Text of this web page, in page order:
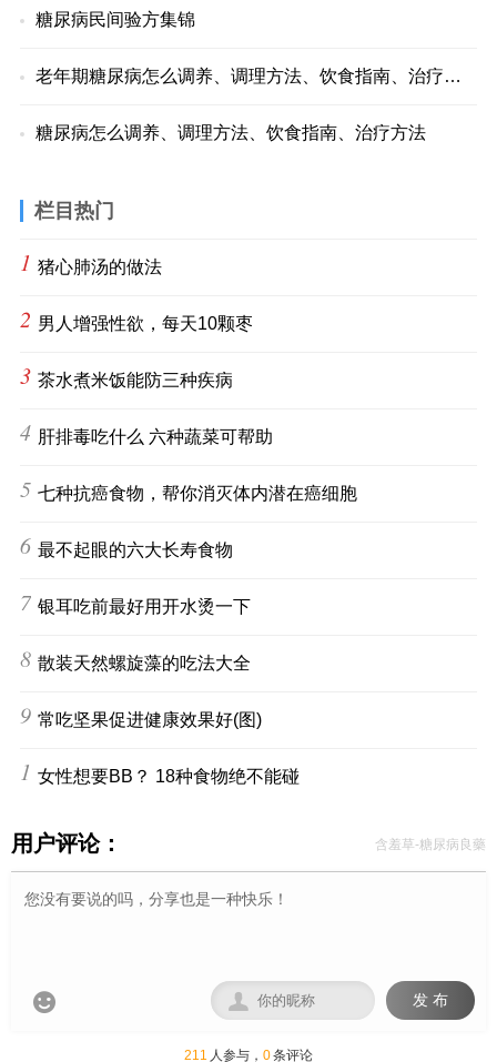
糖尿病民间验方集锦
老年期糖尿病怎么调养、调理方法、饮食指南、治疗方法
糖尿病怎么调养、调理方法、饮食指南、治疗方法
栏目热门
1 猪心肺汤的做法
2 男人增强性欲，每天10颗枣
3 茶水煮米饭能防三种疾病
4 肝排毒吃什么 六种蔬菜可帮助
5 七种抗癌食物，帮你消灭体内潜在癌细胞
6 最不起眼的六大长寿食物
7 银耳吃前最好用开水烫一下
8 散装天然螺旋藻的吃法大全
9 常吃坚果促进健康效果好(图)
10女性想要BB？ 18种食物绝不能碰
用户评论： 含羞草-糖尿病良藥
 发 布

211 人参与， 0条评论